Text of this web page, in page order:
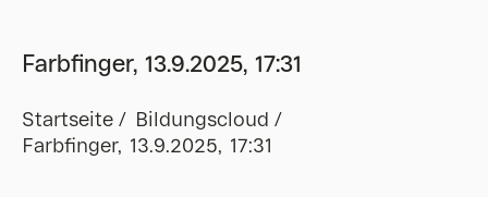
Farbfinger, 13.9.2025, 17:31
Startseite
Bildungscloud
Farbfinger, 13.9.2025, 17:31